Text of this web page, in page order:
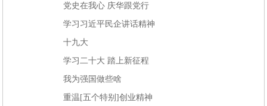
党史在我心 庆华跟党行
学习习近平民企讲话精神
十九大
学习二十大 踏上新征程
我为强国做些啥
重温[五个特别]创业精神